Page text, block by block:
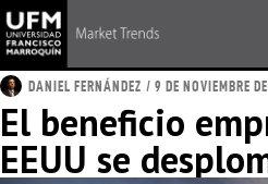
DANIEL FERNÁNDEZ / 9 DE NOVIEMBRE
El beneficio
EEUU se